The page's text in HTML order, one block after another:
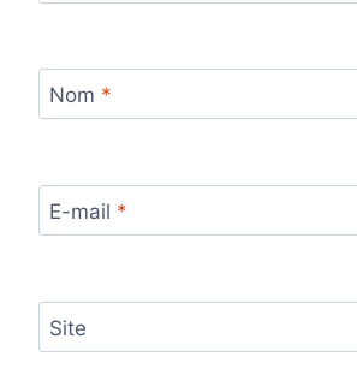
Nom *
E-mail *
Site